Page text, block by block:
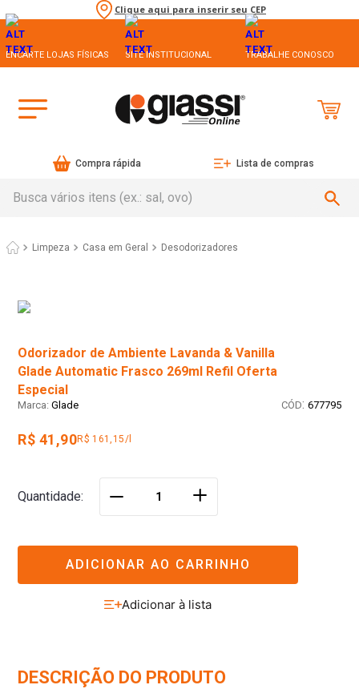
Clique aqui para inserir seu CEP
ENCARTE LOJAS FÍSICAS SITE INSTITUCIONAL TRABALHE CONOSCO
Compra rápida Lista de compras
Limpeza Casa em Geral Desodorizadores
Odorizador de Ambiente Lavanda & Vanilla
Glade Automatic Frasco 269ml Refil Oferta
Especial
Glade : 677795
R$ 41,90R$ 161,15/l
Quantidade ＋
ADICIONAR AO CARRINHO
DESCRIÇÃO DO PRODUTO